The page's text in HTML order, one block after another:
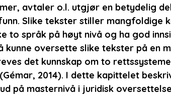
avtaler o.l. utgjør en betydelig
Slike tekster stiller mangfoldige
to språk på høyt nivå og ha god
kunne oversette slike tekster på en
det kunnskap om to
2014). I dette kapittelet
på masternivå i juridisk